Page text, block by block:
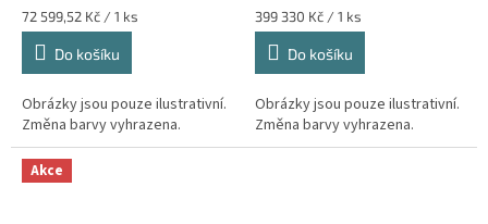
Měrná
cena:
72 599,52 Kč / 1 ks
Do košíku
Obrázky jsou pouze ilustrativní.
Změna barvy vyhrazena.
Měrná
cena:
399 330 Kč / 1 ks
Do košíku
Obrázky jsou pouze ilustrativní.
Změna barvy vyhrazena.
Akce